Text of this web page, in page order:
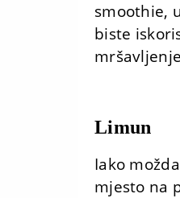
smoothie,
biste
Limun
Iako
mjesto na